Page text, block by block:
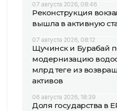
07 августа 2026, 08:46
Реконструкция
вышла в активную
07 августа 2026, 08:12
Щучинск и Бурабай
модернизацию
млрд теңге из
активов
06 августа 2026, 18:39
Доля государства в